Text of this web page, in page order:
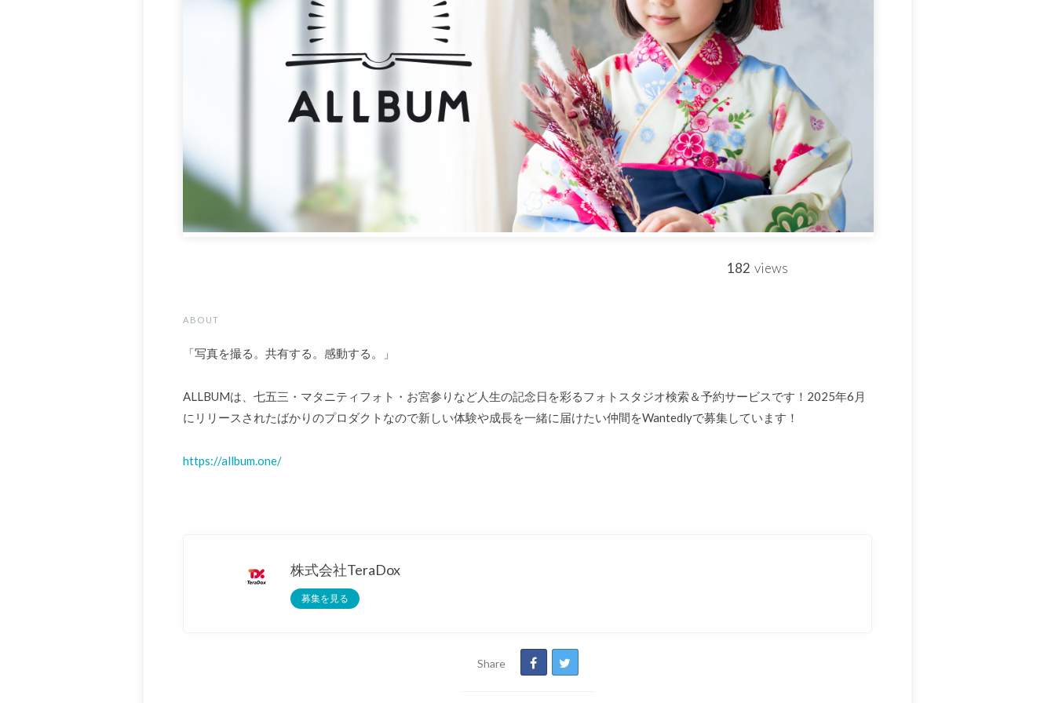
182 views
ABOUT
「写真を撮る。共有する。感動する。」
ALLBUMは、七五三・マタニティフォト・お宮参りなど人生の記念日を彩るフォトスタジオ検索＆予約サービスです！2025年6月
にリリースされたばかりのプロダクトなので新しい体験や成長を一緒に届けたい仲間をWantedlyで募集しています！
https://allbum.one/
株式会社TeraDox
募集を見る
Share